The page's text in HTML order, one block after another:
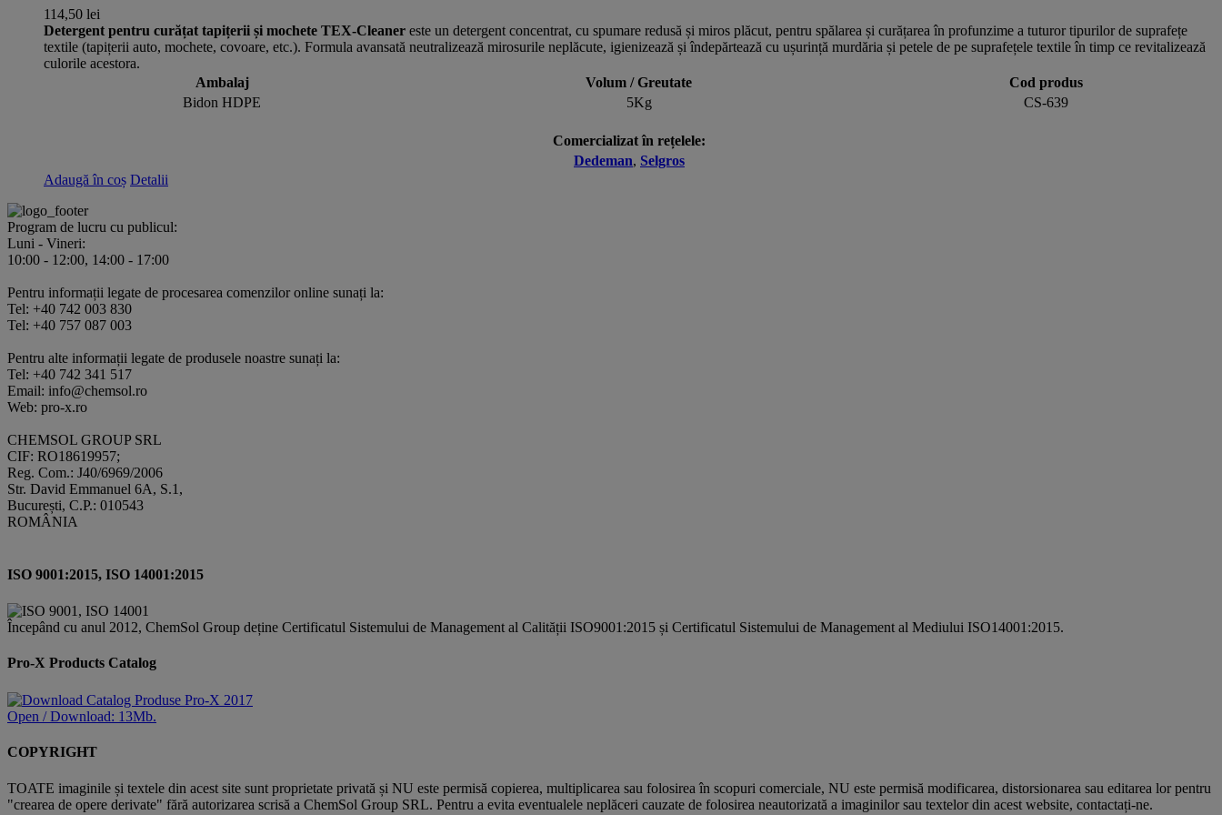
Opțiunile
pot
pagina
114,50 lei
Detergent pentru curățat tapițerii și mochete TEX-Cleaner este un detergent concentrat, cu spumare redusă și miros plăcut, pentru spălarea și curățarea în profunzime a tuturor tipurilor de suprafețe
textile (tapițerii auto, mochete, covoare, etc.). Formula avansată neutralizează mirosurile neplăcute, igienizează și îndepărtează cu ușurință murdăria și petele de pe suprafețele textile în timp ce revitalizează
culorile acestora.
Ambalaj
Volum / Greutate
Cod produs
Bidon HDPE
5Kg CS-639
Comercializat în rețelele:
Dedeman, Selgros
Adaugă în coș Detalii
Program de lucru cu publicul:
Luni - Vineri:
10:00 - 12:00, 14:00 - 17:00
Pentru informații legate de procesarea comenzilor online sunați la:
Tel: +40 742 003 830
Tel: +40 757 087 003
Pentru alte informații legate de produsele noastre sunați la:
Tel: +40 742 341 517
Email: info@chemsol.ro
Web: pro-x.ro
CHEMSOL GROUP SRL
CIF: RO18619957;
Reg. Com.: J40/6969/2006
Str. David Emmanuel 6A, S.1,
București, C.P.: 010543
ROMÂNIA
ISO 9001:2015, ISO 14001:2015
Începând cu anul 2012, ChemSol Group deține Certificatul Sistemului de Management al Calității ISO9001:2015 și Certificatul Sistemului de Management al Mediului ISO14001:2015.
Pro-X Products Catalog
Open / Download: 13Mb.
COPYRIGHT
TOATE imaginile și textele din acest site sunt proprietate privată și NU este permisă copierea, multiplicarea sau folosirea în scopuri comerciale, NU este permisă modificarea, distorsionarea sau editarea lor pentru
"crearea de opere derivate" fără autorizarea scrisă a ChemSol Group SRL. Pentru a evita eventualele neplăceri cauzate de folosirea neautorizată a imaginilor sau textelor din acest website, contactați-ne.